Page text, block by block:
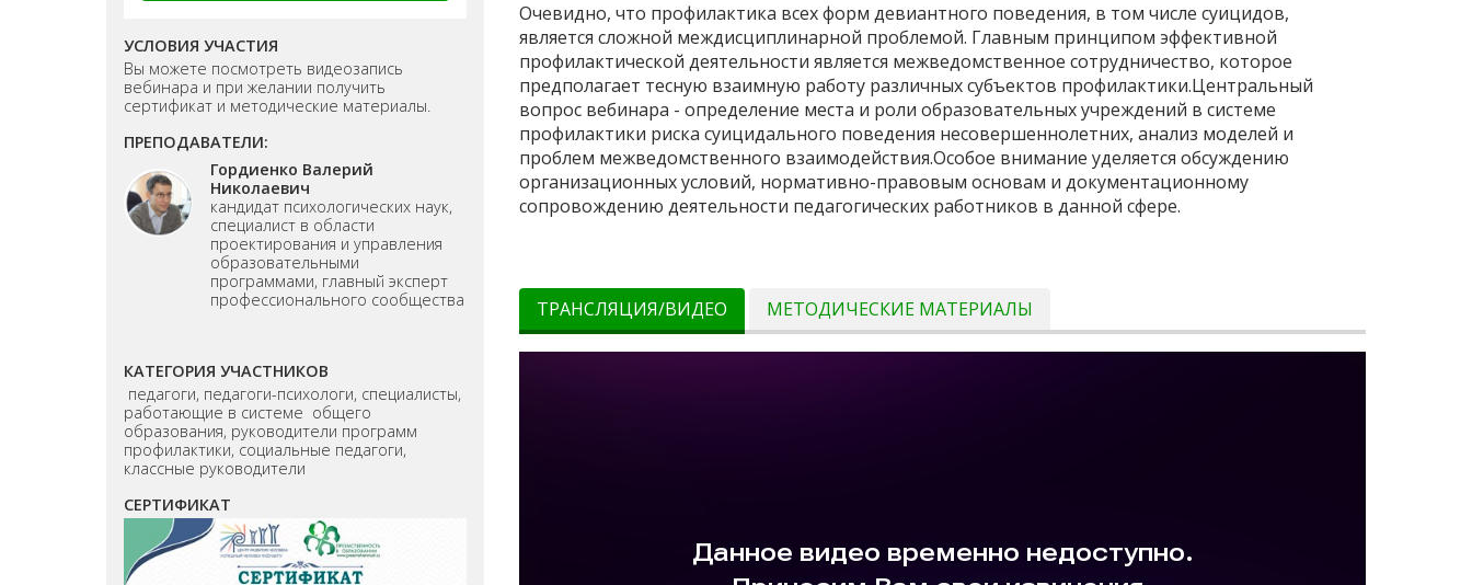
УСЛОВИЯ УЧАСТИЯ
Вы можете посмотреть видеозапись
вебинара и при желании получить
сертификат и методические материалы.
ПРЕПОДАВАТЕЛИ:
Гордиенко Валерий
Николаевич
кандидат психологических наук,
специалист в области
проектирования и управления
образовательными
программами, главный эксперт
профессионального сообщества
КАТЕГОРИЯ УЧАСТНИКОВ
педагоги, педагоги-психологи, специалисты,
работающие в системе общего
образования, руководители программ
профилактики, социальные педагоги,
классные руководители
СЕРТИФИКАТ
Очевидно, что профилактика всех форм девиантного поведения, в том числе суицидов,
является сложной междисциплинарной проблемой. Главным принципом эффективной
профилактической деятельности является межведомственное сотрудничество, которое
предполагает тесную взаимную работу различных субъектов профилактики.Центральный
вопрос вебинара - определение места и роли образовательных учреждений в системе
профилактики риска суицидального поведения несовершеннолетних, анализ моделей и
проблем межведомственного взаимодействия.Особое внимание уделяется обсуждению
организационных условий, нормативно-правовым основам и документационному
сопровождению деятельности педагогических работников в данной сфере.
ТРАНСЛЯЦИЯ/ВИДЕО МЕТОДИЧЕСКИЕ МАТЕРИАЛЫ